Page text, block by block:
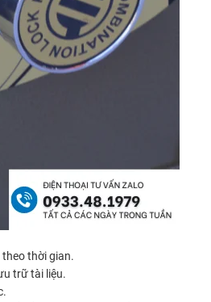
theo thời gian.
trữ tài liệu.